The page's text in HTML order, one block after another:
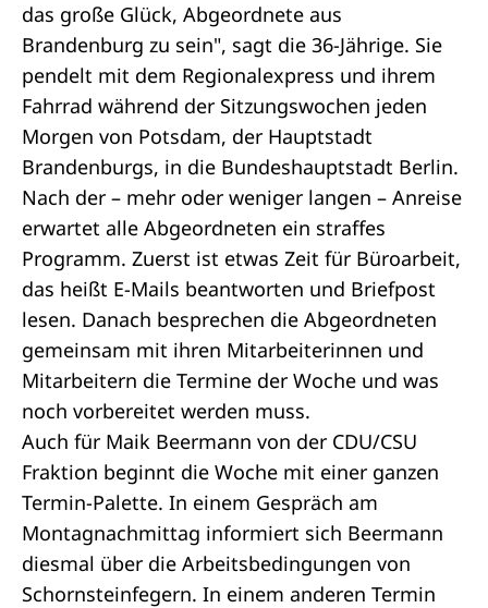
das große Glück, Abgeordnete aus
Brandenburg zu sein", sagt die 36-Jährige. Sie
pendelt mit dem Regionalexpress und ihrem
Fahrrad während der Sitzungswochen jeden
Morgen von Potsdam, der Hauptstadt
Brandenburgs, in die Bundeshauptstadt Berlin.
Nach der – mehr oder weniger langen – Anreise
erwartet alle Abgeordneten ein straffes
Programm. Zuerst ist etwas Zeit für Büroarbeit,
das heißt E-Mails beantworten und Briefpost
lesen. Danach besprechen die Abgeordneten
gemeinsam mit ihren Mitarbeiterinnen und
Mitarbeitern die Termine der Woche und was
noch vorbereitet werden muss.
Auch für Maik Beermann von der CDU/CSU
Fraktion beginnt die Woche mit einer ganzen
Termin-Palette. In einem Gespräch am
Montagnachmittag informiert sich Beermann
diesmal über die Arbeitsbedingungen von
Schornsteinfegern. In einem anderen Termin